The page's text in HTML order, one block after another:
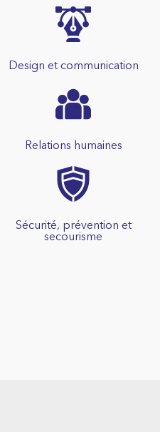
Design et communication
Relations humaines
Sécurité, prévention et
secourisme